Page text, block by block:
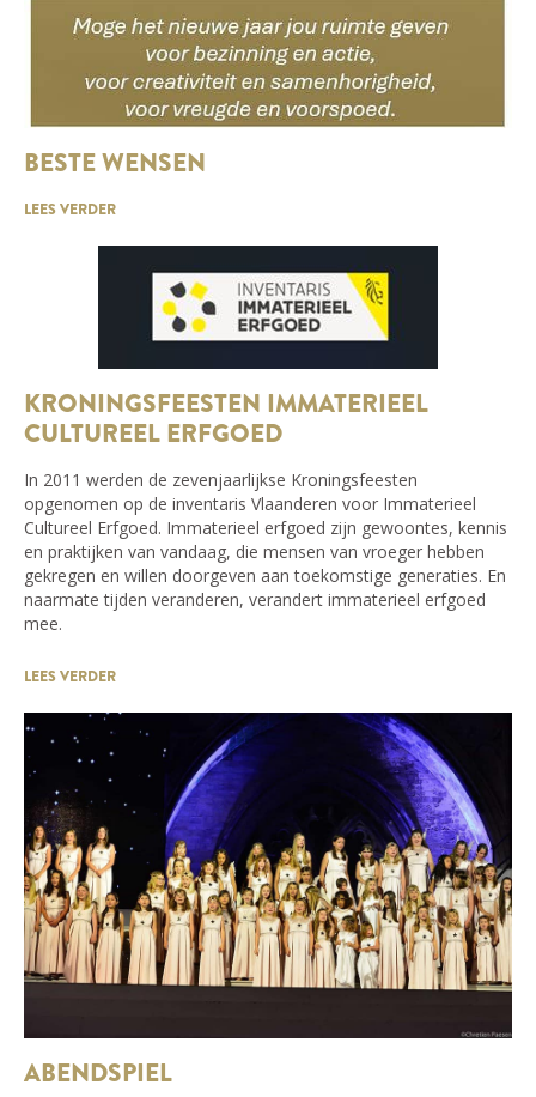
BESTE WENSEN
LEES VERDER
KRONINGSFEESTEN IMMATERIEEL
CULTUREEL ERFGOED
In 2011 werden de zevenjaarlijkse Kroningsfeesten
opgenomen op de inventaris Vlaanderen voor Immaterieel
Cultureel Erfgoed. Immaterieel erfgoed zijn gewoontes, kennis
en praktijken van vandaag, die mensen van vroeger hebben
gekregen en willen doorgeven aan toekomstige generaties. En
naarmate tijden veranderen, verandert immaterieel erfgoed
mee.
LEES VERDER
ABENDSPIEL